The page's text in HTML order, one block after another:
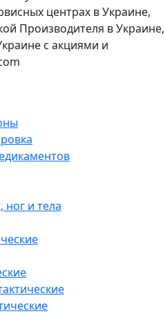
центрах в Украине,
Производителя в Украине,
с акциями и
ног и тела